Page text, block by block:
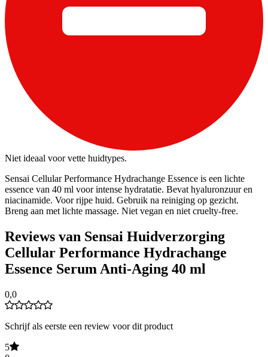
Niet ideaal voor vette huidtypes.
Sensai Cellular Performance Hydrachange Essence is een lichte
essence van 40 ml voor intense hydratatie. Bevat hyaluronzuur en
niacinamide. Voor rijpe huid. Gebruik na reiniging op gezicht.
Breng aan met lichte massage. Niet vegan en niet cruelty-free.
Reviews van Sensai Huidverzorging
Cellular Performance Hydrachange
Essence Serum Anti-Aging 40 ml
0,0
Schrijf als eerste een review voor dit product
5